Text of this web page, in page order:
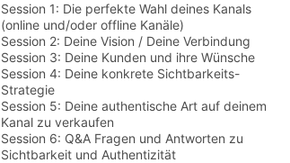
Session 1: Die perfekte Wahl deines Kanals
(online und/oder offline Kanäle)
Session 2: Deine Vision / Deine Verbindung
Session 3: Deine Kunden und ihre Wünsche
Session 4: Deine konkrete Sichtbarkeits-
Strategie
Session 5: Deine authentische Art auf deinem ​
Kanal zu verkaufen
Session 6: Q&A Fragen und Antworten zu
Sichtbarkeit und Authentizität